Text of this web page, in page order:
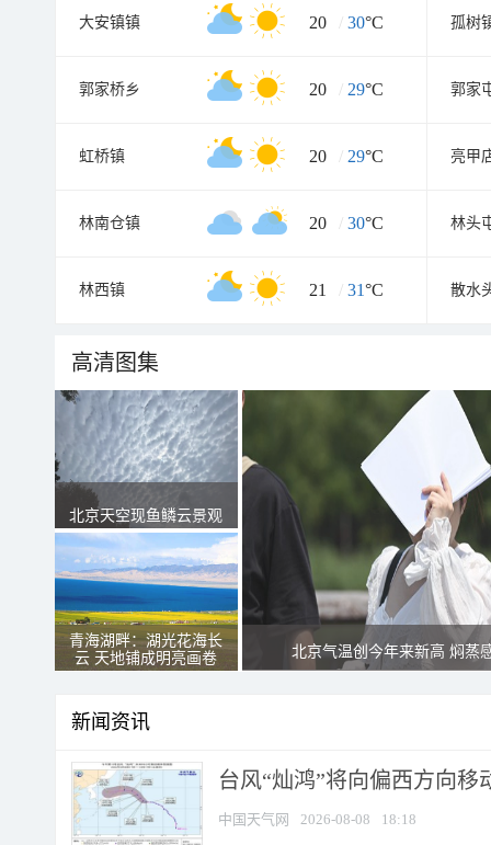
大安镇镇 20 / 30°C 孤树
郭家桥乡 20 / 29°C 郭家
虹桥镇 20 / 29°C 亮甲
林南仓镇 20 / 30°C 林头
林西镇 21 / 31°C 散水
高清图集
北京天空现鱼鳞云景观
青海湖畔：湖光花海长
云 天地铺成明亮画卷
北京气温创今年来新高 焖蒸
新闻资讯
台风“灿鸿”将向偏西方向移
中国天气网 2026-08-08 18:18